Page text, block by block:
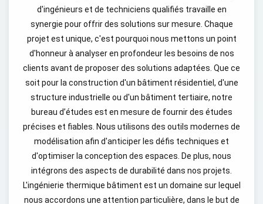
d'ingénieurs et de techniciens qualifiés travaille en
synergie pour offrir des solutions sur mesure. Chaque
projet est unique, c'est pourquoi nous mettons un point
d'honneur à analyser en profondeur les besoins de nos
clients avant de proposer des solutions adaptées. Que ce
soit pour la construction d'un bâtiment résidentiel, d'une
structure industrielle ou d'un bâtiment tertiaire, notre
bureau d’études est en mesure de fournir des études
précises et fiables. Nous utilisons des outils modernes de
modélisation afin d'anticiper les défis techniques et
d'optimiser la conception des espaces. De plus, nous
intégrons des aspects de durabilité dans nos projets.
L'ingénierie thermique bâtiment est un domaine sur lequel
nous accordons une attention particulière, dans le but de